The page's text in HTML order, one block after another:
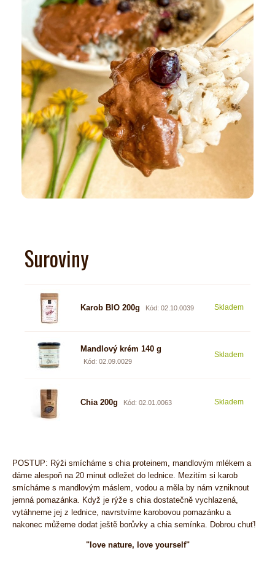
Suroviny
Karob BIO 200g Kód: 02.10.0039 Skladem
Mandlový krém 140 g
Kód: 02.09.0029
Skladem
Chia 200g Kód: 02.01.0063 Skladem
POSTUP: Rýži smícháme s chia proteinem, mandlovým mlékem a
dáme alespoň na 20 minut odležet do lednice. Mezitím si karob
smícháme s mandlovým máslem, vodou a měla by nám vzniknout
jemná pomazánka. Když je rýže s chia dostatečně vychlazená,
vytáhneme jej z lednice, navrstvíme karobovou pomazánku a
nakonec můžeme dodat ještě borůvky a chia semínka. Dobrou chuť!
"love nature, love yourself"